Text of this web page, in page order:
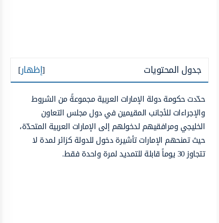
جدول المحتويات [إظهار]
حدّدت حكومة دولة الإمارات العربية مجموعةً من الشروط
والإجراءات للأجانب المقيمين في دول مجلس التعاون
الخليجي ومرافقيهم لدخولهم إلى الإمارات العربية المتحدّة،
حيث تمنحهم الإمارات تأشيرة دخول للدولة كزائر لمدة لا
تتجاوز 30 يوماً قابلة للتمديد لمرة واحدة فقط.